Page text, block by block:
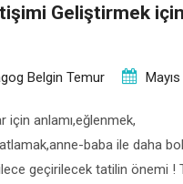
Geliştirmek için
Belgin Temur
için anlamı,eğlenmek,
baba ile daha
geçirilecek tatilin önemi !